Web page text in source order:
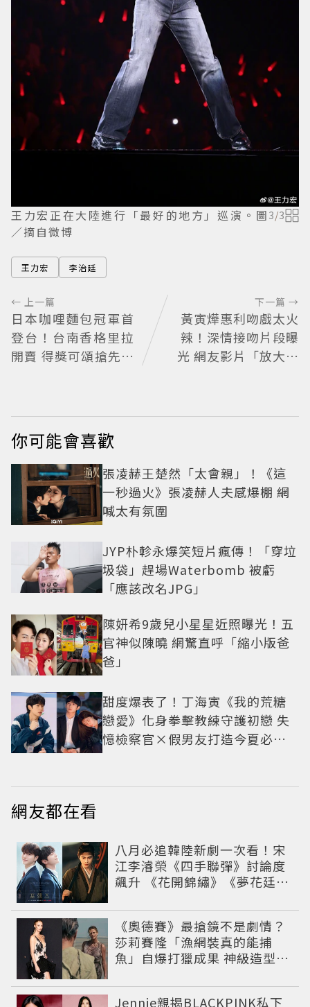
王力宏正在大陸進行「最好的地方」巡演。圖
／摘自微博
3/3
王力宏 李治廷
← 上一篇
日本咖哩麵包冠軍首
登台！台南香格里拉
開賣 得獎可頌搶先日
下一篇 →
黃寅燁惠利吻戲太火
辣！深情接吻片段曝
光 網友影片「放大調
你可能會喜歡
張凌赫王楚然「太會親」！《這
一秒過火》張凌赫人夫感爆棚 網
喊太有氛圍
JYP朴軫永爆笑短片瘋傳！「穿垃
圾袋」趕場Waterbomb 被虧
「應該改名JPG」
陳妍希9歲兒小星星近照曝光！五
官神似陳曉 網驚直呼「縮小版爸
爸」
甜度爆表了！丁海寅《我的荒糖
戀愛》化身拳擊教練守護初戀 失
憶檢察官×假男友打造今夏必看
網友都在看
八月必追韓陸新劇一次看！宋
江李濬榮《四手聯彈》討論度
飆升 《花開錦繡》《夢花廷》
《奧德賽》最搶鏡不是劇情？
莎莉賽隆「漁網裝真的能捕
魚」自爆打獵成果 神級造型美
Jennie親揭BLACKPINK私下